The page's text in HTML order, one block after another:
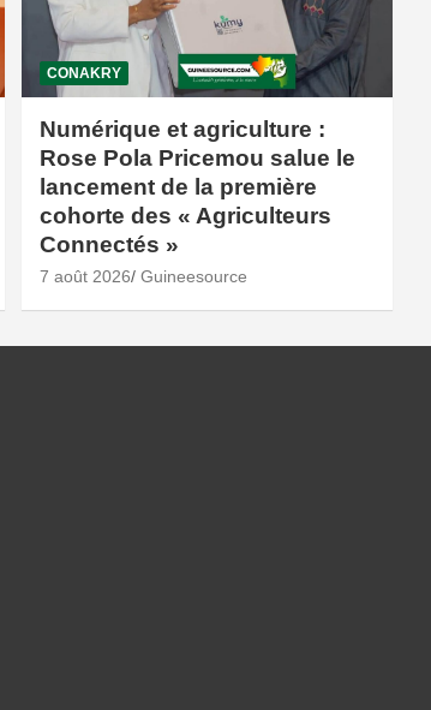
CONAKRY
Numérique et agriculture :
Rose Pola Pricemou salue le
lancement de la première
cohorte des « Agriculteurs
Connectés »
7 août 2026 Guineesource